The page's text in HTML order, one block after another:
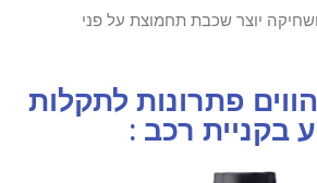
יוצר שכבת תחמוצת על פני
פתרונות לתקלות
בקניית רכב :